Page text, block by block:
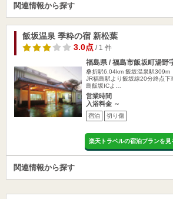
関連情報から探す
飯坂温泉 季粋の宿 新松葉
3.0点/ 1 件
福島県 / 福島市飯坂町湯野
桑折駅6.04km 飯坂温泉駅309m
JR福島駅より飯坂線20分終点
島飯坂ICよ…
営業時間
入浴料金 ～
宿泊 切り傷
楽天トラベルの宿泊プランを見
関連情報から探す